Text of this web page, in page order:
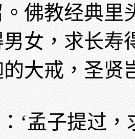
。佛教经典里
女，求长寿
大戒，圣贤
‘孟子提过